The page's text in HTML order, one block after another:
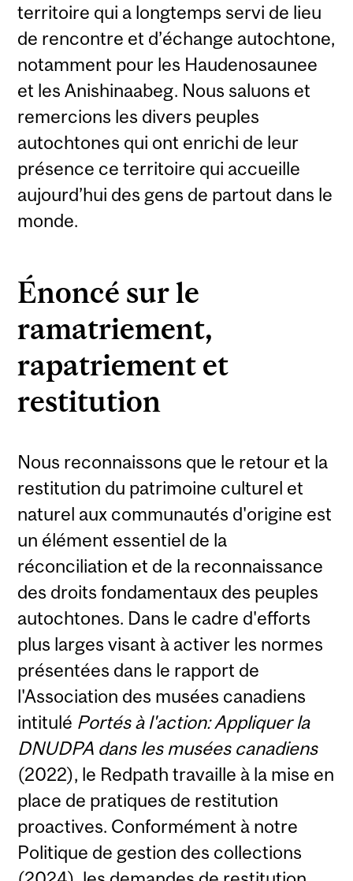
territoire qui a longtemps servi de lieu
de rencontre et d’échange autochtone,
notamment pour les Haudenosaunee
et les Anishinaabeg. Nous saluons et
remercions les divers peuples
autochtones qui ont enrichi de leur
présence ce territoire qui accueille
aujourd’hui des gens de partout dans le
monde.
Énoncé sur le
ramatriement,
rapatriement et
restitution
Nous reconnaissons que le retour et la
restitution du patrimoine culturel et
naturel aux communautés d'origine est
un élément essentiel de la
réconciliation et de la reconnaissance
des droits fondamentaux des peuples
autochtones. Dans le cadre d'efforts
plus larges visant à activer les normes
présentées dans le rapport de
l'Association des musées canadiens
intitulé Portés à l'action: Appliquer la
DNUDPA dans les musées canadiens
(2022), le Redpath travaille à la mise en
place de pratiques de restitution
proactives. Conformément à notre
Politique de gestion des collections